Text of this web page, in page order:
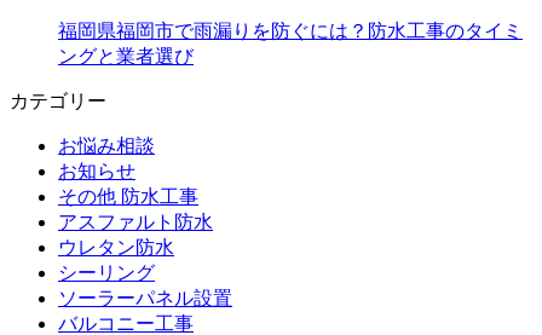
福岡県福岡市で雨漏りを防ぐには？防水工事のタイミ
ングと業者選び
カテゴリー
お悩み相談
お知らせ
その他 防水工事
アスファルト防水
ウレタン防水
シーリング
ソーラーパネル設置
バルコニー工事